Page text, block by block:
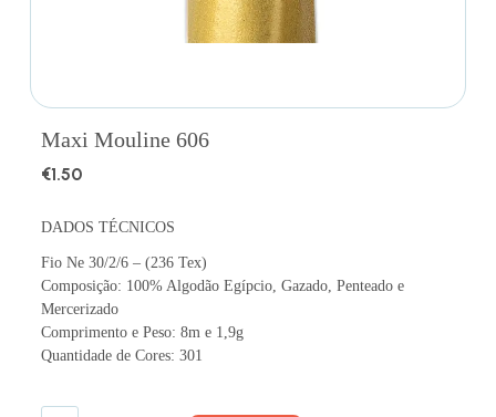
Maxi Mouline 606
€1.50
DADOS TÉCNICOS
Fio Ne 30/2/6 – (236 Tex)
Composição: 100% Algodão Egípcio, Gazado, Penteado e
Mercerizado
Comprimento e Peso: 8m e 1,9g
Quantidade de Cores: 301